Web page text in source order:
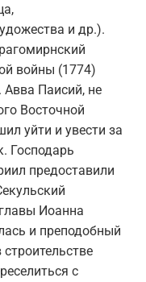
и др.).
войны (1774)
Авва Паисий, не
Восточной
уйти и увести за
Господарь
предоставили
Иоанна
и преподобный
с